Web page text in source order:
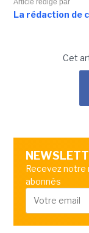
Article rédigé par
La rédaction de
Cet
Recevez
abonnés